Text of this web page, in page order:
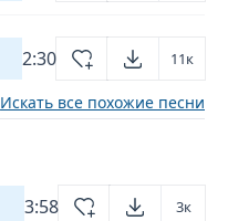
2:30
11к
Искать все похожие песни
3:58
3к